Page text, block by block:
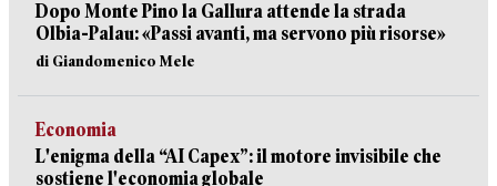
Dopo Monte Pino la Gallura attende la strada
Olbia-Palau: «Passi avanti, ma servono più risorse»
di Giandomenico Mele
Economia
L'enigma della “AI Capex”: il motore invisibile che
sostiene l'economia globale